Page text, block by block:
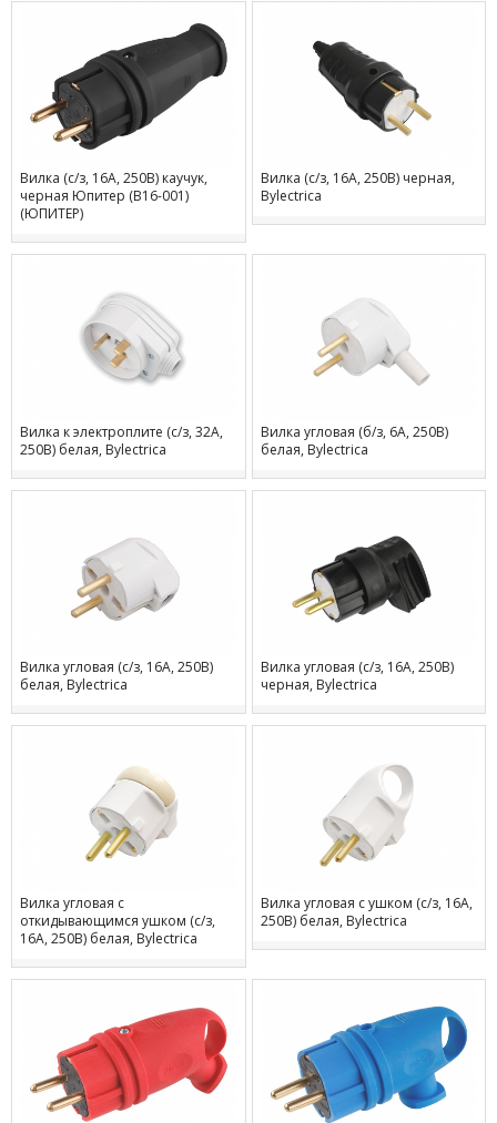
Вилка (с/з, 16А, 250В) каучук,
черная Юпитер (В16-001)
(ЮПИТЕР)
Вилка (с/з, 16А, 250В) черная,
Bylectrica
Вилка к электроплите (с/з, 32А,
250В) белая, Bylectrica
Вилка угловая (б/з, 6А, 250В)
белая, Bylectrica
Вилка угловая (с/з, 16А, 250В)
белая, Bylectrica
Вилка угловая (с/з, 16А, 250В)
черная, Bylectrica
Вилка угловая с
откидывающимся ушком (с/з,
16А, 250В) белая, Bylectrica
Вилка угловая с ушком (с/з, 16А,
250В) белая, Bylectrica